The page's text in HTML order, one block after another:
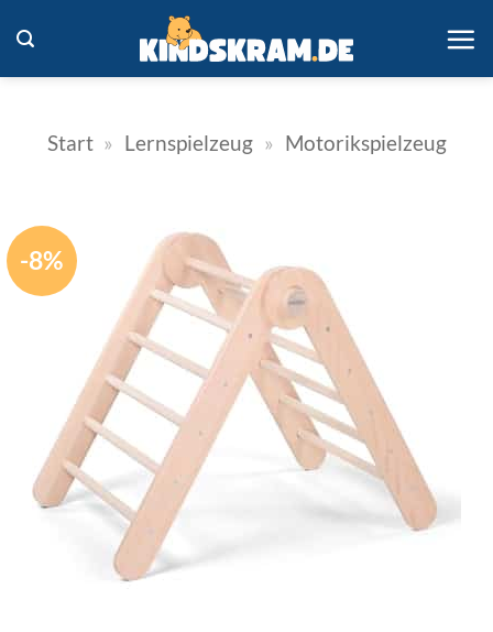
Inhalt
springen
Start » Lernspielzeug » Motorikspielzeug
-8%